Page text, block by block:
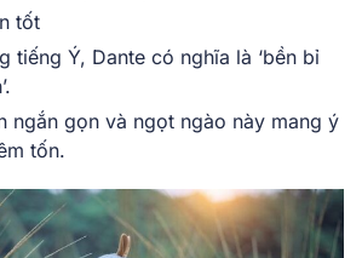
tốt
tiếng Ý, Dante có nghĩa là ‘bền bỉ
ngắn gọn và ngọt ngào này mang ý
tốn.